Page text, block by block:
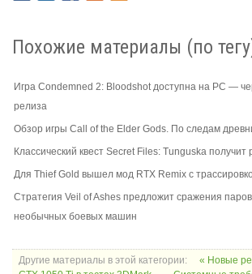
Похожие материалы (по
Игра Condemned 2: Bloodshot доступна на PC —
релиза
Обзор игры Call of the Elder Gods. По следам
Классический квест Secret Files: Tunguska получит
Для Thief Gold вышел мод RTX Remix с
Стратегия Veil of Ashes предложит сражения
необычных боевых машин
Другие материалы в этой категории:
« Новые